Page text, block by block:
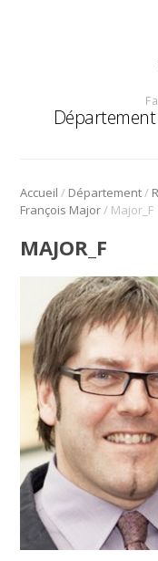
Accueil / Département/
François Major/ Major_F
MAJOR_F